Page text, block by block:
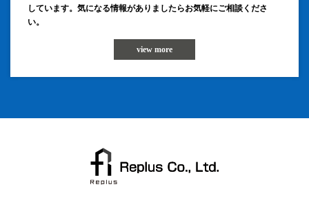
しています。気になる情報がありましたらお気軽にご相談くださ
い。
view more